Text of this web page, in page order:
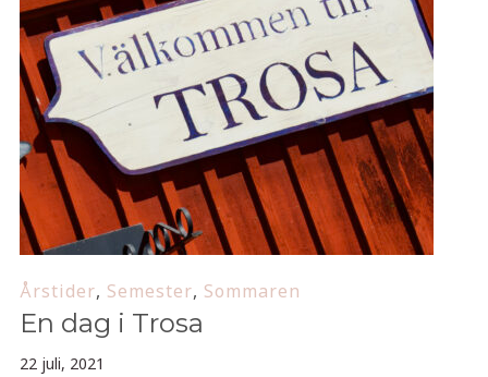
Årstider, Semester, Sommaren
En dag i Trosa
22 juli, 2021